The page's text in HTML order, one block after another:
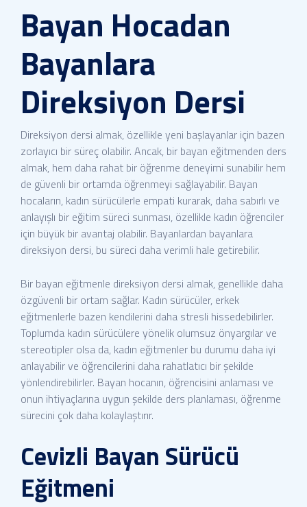
Bayan Hocadan
Bayanlara
Direksiyon Dersi
Direksiyon dersi almak, özellikle yeni başlayanlar için bazen
zorlayıcı bir süreç olabilir. Ancak, bir bayan eğitmenden ders
almak, hem daha rahat bir öğrenme deneyimi sunabilir hem
de güvenli bir ortamda öğrenmeyi sağlayabilir. Bayan
hocaların, kadın sürücülerle empati kurarak, daha sabırlı ve
anlayışlı bir eğitim süreci sunması, özellikle kadın öğrenciler
için büyük bir avantaj olabilir. Bayanlardan bayanlara
direksiyon dersi, bu süreci daha verimli hale getirebilir.
Bir bayan eğitmenle direksiyon dersi almak, genellikle daha
özgüvenli bir ortam sağlar. Kadın sürücüler, erkek
eğitmenlerle bazen kendilerini daha stresli hissedebilirler.
Toplumda kadın sürücülere yönelik olumsuz önyargılar ve
stereotipler olsa da, kadın eğitmenler bu durumu daha iyi
anlayabilir ve öğrencilerini daha rahatlatıcı bir şekilde
yönlendirebilirler. Bayan hocanın, öğrencisini anlaması ve
onun ihtiyaçlarına uygun şekilde ders planlaması, öğrenme
sürecini çok daha kolaylaştırır.
Cevizli Bayan Sürücü
Eğitmeni